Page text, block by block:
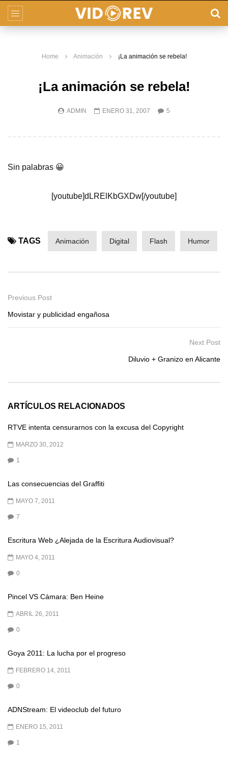
Home Animación ¡La animación se rebela!
¡La animación se rebela!
ADMIN ENERO 31, 2007 5
Sin palabras 😀
[youtube]dLRElKbGXDw[/youtube]
TAGS Animación Digital Flash Humor
Previous Post
Movistar y publicidad engañosa
Next Post
Diluvio + Granizo en Alicante
ARTÍCULOS RELACIONADOS
RTVE intenta censurarnos con la excusa del Copyright
MARZO 30, 2012
1
Las consecuencias del Graffiti
MAYO 7, 2011
7
Escritura Web ¿Alejada de la Escritura Audiovisual?
MAYO 4, 2011
0
Pincel VS Cámara: Ben Heine
ABRIL 26, 2011
0
Goya 2011: La lucha por el progreso
FEBRERO 14, 2011
0
ADNStream: El videoclub del futuro
ENERO 15, 2011
1